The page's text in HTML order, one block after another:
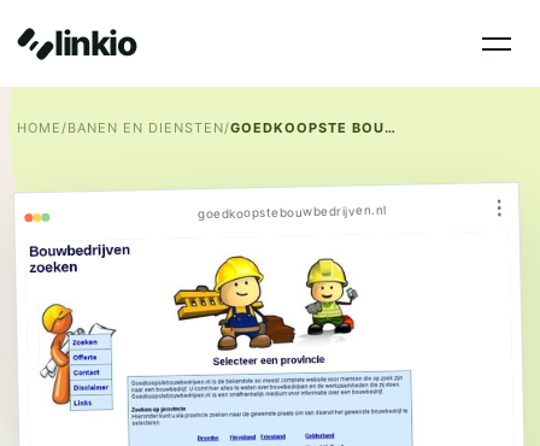
linkio
HOME/BANEN EN DIENSTEN/ GOEDKOOPSTE BOUWBEDRIJVEN
goedkoopstebouwbedrijven.nl ⋮